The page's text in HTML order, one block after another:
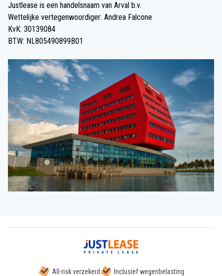
Justlease is een handelsnaam van Arval b.v.
Wettelijke vertegenwoordiger: Andrea Falcone
KvK: 30139084
BTW: NL805490899B01
All-risk verzekerd Inclusief wegenbelasting